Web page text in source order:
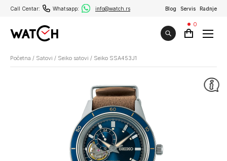
Call Centar: Whatsapp: info@watch.rs Blog Servis Radnje
0
Početna / Satovi / Seiko satovi / Seiko SSA453J1